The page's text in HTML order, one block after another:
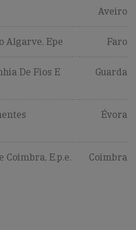
Aveiro
Algarve, Epe Faro
De Fios E
Guarda
Évora
Coimbra, E.p.e. Coimbra